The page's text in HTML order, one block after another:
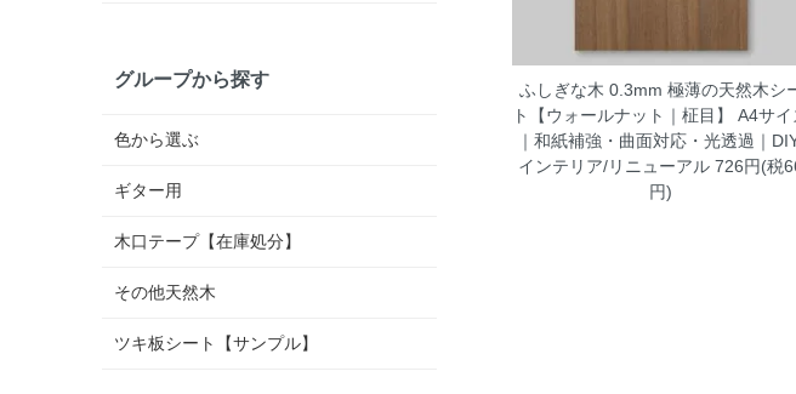
ふしぎな木 0.3mm 極薄の天然木シ
ト【ウォールナット｜柾目】 A4サイ
｜和紙補強・曲面対応・光透過｜
インテリア/リニューアル 726円(税
円)
グループから探す
色から選ぶ
ギター用
木口テープ【在庫処分】
その他天然木
ツキ板シート【サンプル】